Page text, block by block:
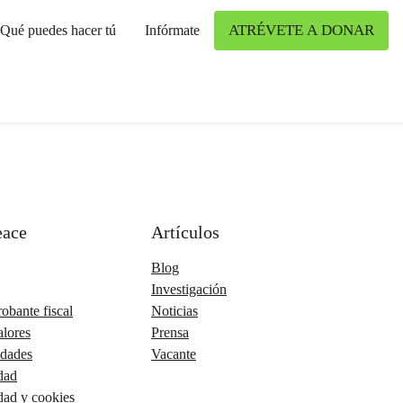
Qué puedes hacer tú Infórmate ATRÉVETE A DONAR
fiscal
y cookies
Artículos
Blog
Investigación
Noticias
Prensa
Vacante